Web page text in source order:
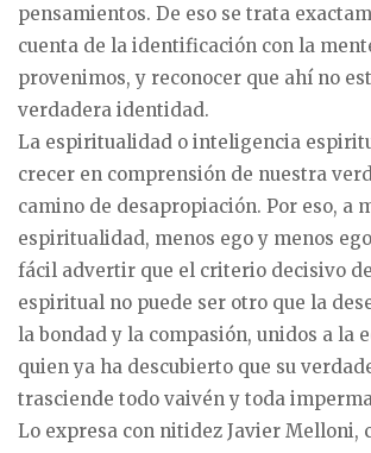
pensamientos. De eso se trata
cuenta de la identificación con la
provenimos, y reconocer que ahí no
verdadera identidad.
La espiritualidad o inteligencia
crecer en comprensión de nuestra
camino de desapropiación. Por eso, a
espiritualidad, menos ego y menos
fácil advertir que el criterio decisivo
espiritual no puede ser otro que la
la bondad y la compasión, unidos a la
quien ya ha descubierto que su
trasciende todo vaivén y toda
Lo expresa con nitidez Javier Melloni,